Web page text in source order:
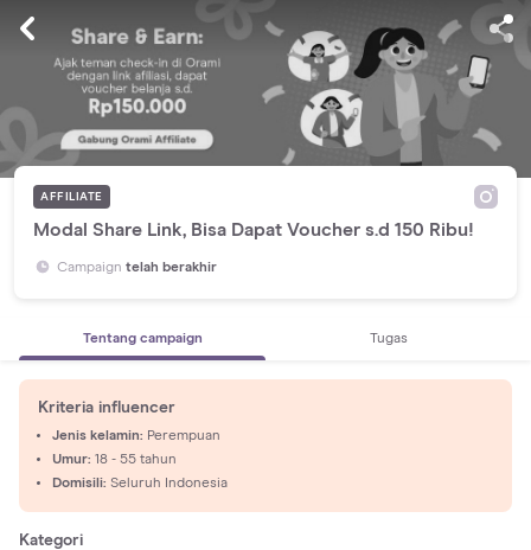
AFFILIATE
Modal Share Link, Bisa Dapat Voucher s.d 150 Ribu!
Campaign telah berakhir
tentang campaign tugas
Kriteria influencer
Jenis kelamin: Perempuan
Umur: 18 - 55 tahun
Domisili: Seluruh Indonesia
Kategori